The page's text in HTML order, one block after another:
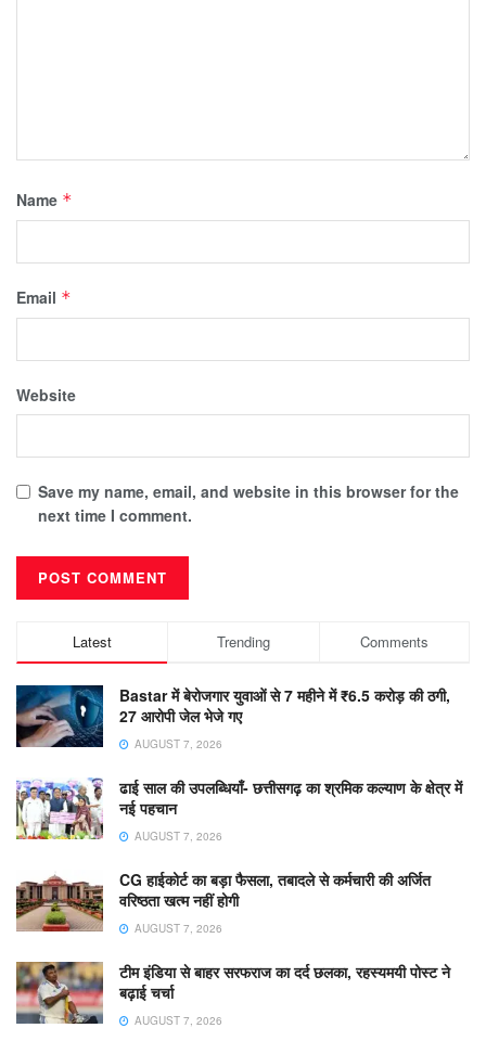
Name *
Email *
Website
Save my name, email, and website in this browser for the
next time I comment.
Latest Trending Comments
Bastar में बेरोजगार युवाओं से 7 महीने में ₹6.5 करोड़ की ठगी,
27 आरोपी जेल भेजे गए
AUGUST 7, 2026
ढाई साल की उपलब्धियाँ- छत्तीसगढ़ का श्रमिक कल्याण के क्षेत्र में
नई पहचान
AUGUST 7, 2026
CG हाईकोर्ट का बड़ा फैसला, तबादले से कर्मचारी की अर्जित
वरिष्ठता खत्म नहीं होगी
AUGUST 7, 2026
टीम इंडिया से बाहर सरफराज का दर्द छलका, रहस्यमयी पोस्ट ने
बढ़ाई चर्चा
AUGUST 7, 2026